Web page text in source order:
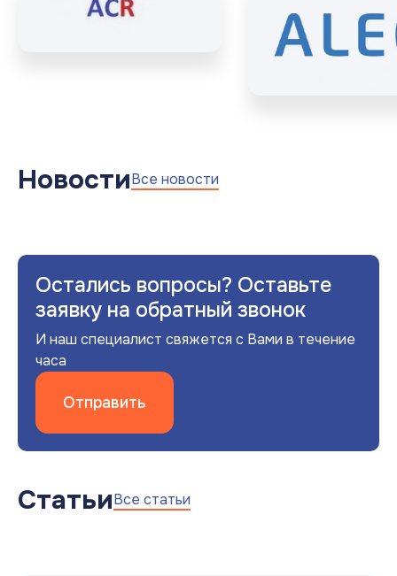
НовостиВсе новости
Остались вопросы? Оставьте
заявку на обратный звонок
И наш специалист свяжется с Вами в течение
часа
Отправить
СтатьиВсе статьи